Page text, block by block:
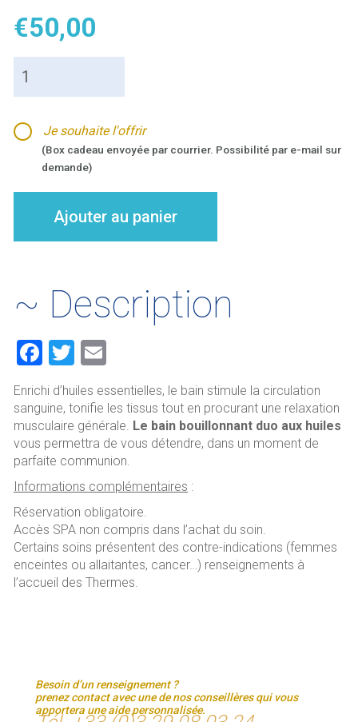
€50,00
de
Bain
duo
huiles
-
Ajouter au panier
Je souhaite l'offrir
(Box cadeau envoyée par courrier. Possibilité par e-mail sur
demande)
~ Description
F
a
ce
b
o
ok
T
wi
tt
er
ai
l
Enrichi d’huiles essentielles, le bain stimule la circulation
sanguine, tonifie les tissus tout en procurant une relaxation
musculaire générale. Le bain bouillonnant duo aux huiles
vous permettra de vous détendre, dans un moment de
parfaite communion.
Informations complémentaires :
Réservation obligatoire.
Accès SPA non compris dans l’achat du soin.
Certains soins présentent des contre-indications (femmes
enceintes ou allaitantes, cancer…) renseignements à
l’accueil des Thermes.
Besoin d’un renseignement ?
prenez contact avec une de nos conseillères qui vous
apportera une aide personnalisée.